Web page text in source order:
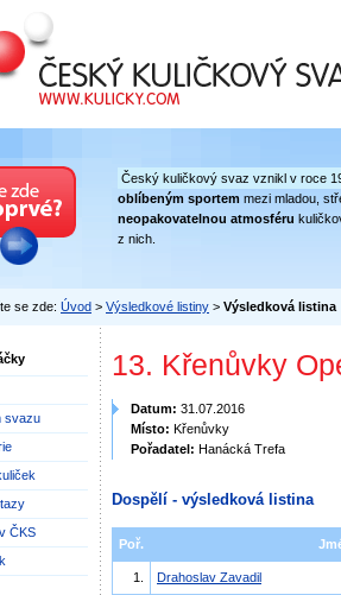
kuličkový svaz
Český kuličkový svaz vznikl v roce
oblíbeným sportem mezi mladou,
neopakovatelnou atmosféru
z nich.
se zde: Úvod > Výsledkové listiny > Výsledková listina
svazu
ČKS
13. Křenůvky
Datum: 31.07.2016
Místo: Křenůvky
Pořadatel: Hanácká Trefa
Dospělí - výsledková listina
Poř.
1. Drahoslav Zavadil